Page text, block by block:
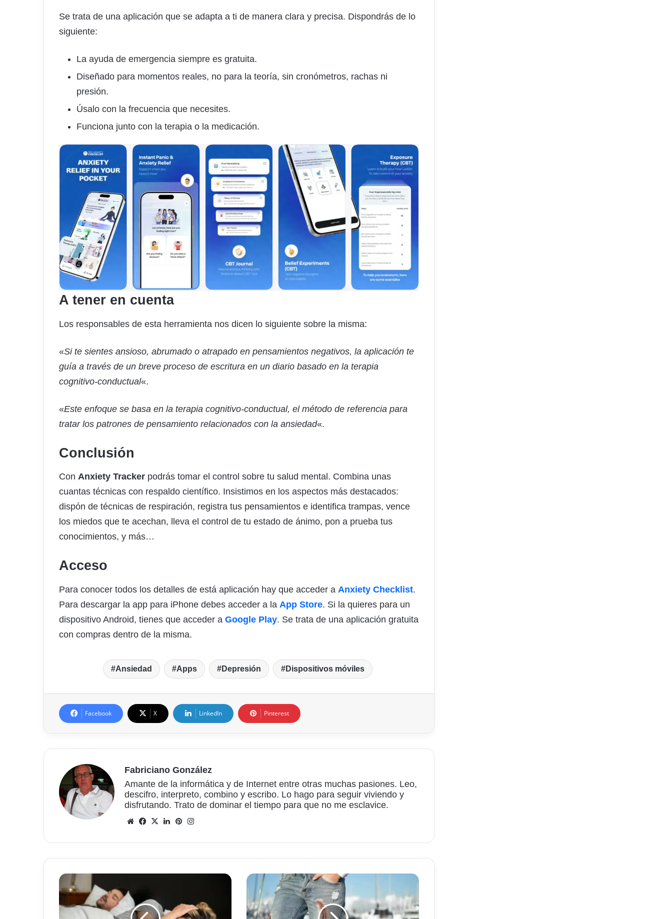
Se trata de una aplicación que se adapta a ti de manera clara y precisa. Dispondrás de lo
siguiente:
La ayuda de emergencia siempre es gratuita.
Diseñado para momentos reales, no para la teoría, sin cronómetros, rachas ni
presión.
Úsalo con la frecuencia que necesites.
Funciona junto con la terapia o la medicación.
A tener en cuenta
Los responsables de esta herramienta nos dicen lo siguiente sobre la misma:
«Si te sientes ansioso, abrumado o atrapado en pensamientos negativos, la aplicación te
guía a través de un breve proceso de escritura en un diario basado en la terapia
cognitivo-conductual«.
«Este enfoque se basa en la terapia cognitivo-conductual, el método de referencia para
tratar los patrones de pensamiento relacionados con la ansiedad«.
Conclusión
Con Anxiety Tracker podrás tomar el control sobre tu salud mental. Combina unas
cuantas técnicas con respaldo científico. Insistimos en los aspectos más destacados:
dispón de técnicas de respiración, registra tus pensamientos e identifica trampas, vence
los miedos que te acechan, lleva el control de tu estado de ánimo, pon a prueba tus
conocimientos, y más…
Acceso
Para conocer todos los detalles de está aplicación hay que acceder a Anxiety Checklist.
Para descargar la app para iPhone debes acceder a la App Store. Si la quieres para un
dispositivo Android, tienes que acceder a Google Play. Se trata de una aplicación gratuita
con compras dentro de la misma.
Ansiedad Apps Depresión Dispositivos móviles
Facebook X LinkedIn Pinterest
Fabriciano González
Amante de la informática y de Internet entre otras muchas pasiones. Leo,
descifro, interpreto, combino y escribo. Lo hago para seguir viviendo y
disfrutando. Trato de dominar el tiempo para que no me esclavice.
Sitio
Facebook
X LinkedInPinterest
Por
qué
cerebro
El
sentido
que
tienen